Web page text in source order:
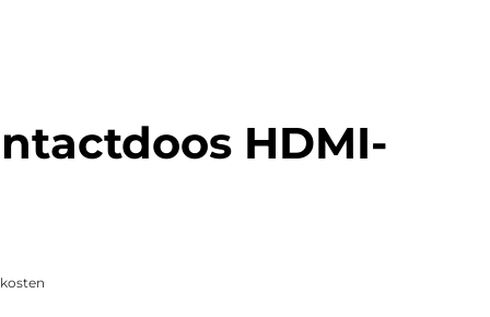
HDMI-